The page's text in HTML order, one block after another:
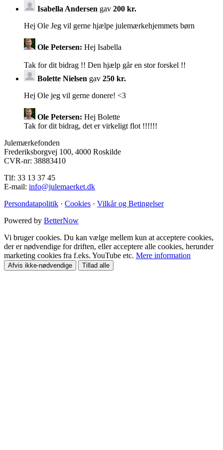
Isabella Andersen gav 200 kr.
Hej Ole Jeg vil gerne hjælpe julemærkehjemmets børn
Ole Petersen: Hej Isabella
Tak for dit bidrag !! Den hjælp går en stor forskel !!
Bolette Nielsen gav 250 kr.
Hej Ole jeg vil gerne donere! <3
Ole Petersen: Hej Bolette
Tak for dit bidrag, det er virkeligt flot !!!!!!
Julemærkefonden
Frederiksborgvej 100, 4000 Roskilde
CVR-nr: 38883410
Tlf: 33 13 37 45
E-mail: info@julemaerket.dk
Persondatapolitik · Cookies · Vilkår og Betingelser
Powered by BetterNow
Vi bruger cookies. Du kan vælge mellem kun at acceptere cookies,
der er nødvendige for driften, eller acceptere alle cookies, herunder
marketing cookies fra f.eks. YouTube etc. Mere information
Afvis ikke-nødvendige Tillad alle